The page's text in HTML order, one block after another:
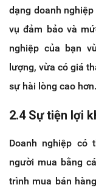
dạng doanh
vụ đảm bảo và
nghiệp của bạn
lượng, vừa có giá
sự hài lòng cao hơn.
2.4 Sự tiện lợi
Doanh nghiệp có
người mua bằng
trình mua bán